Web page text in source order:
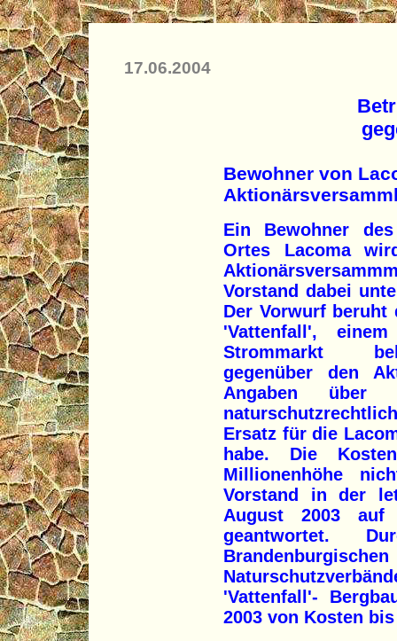
17.06.2004
Bewohner von
Ein Bewohner
Ortes Lacoma
Vorstand dabei
Der Vorwurf beruht
'Vattenfall',
Strommarkt
gegenüber den
Angaben
Ersatz für die
habe. Die
Millionenhöhe
Vorstand in der
August 2003 auf
geantwortet.
'Vattenfall'-
2003 von Kosten